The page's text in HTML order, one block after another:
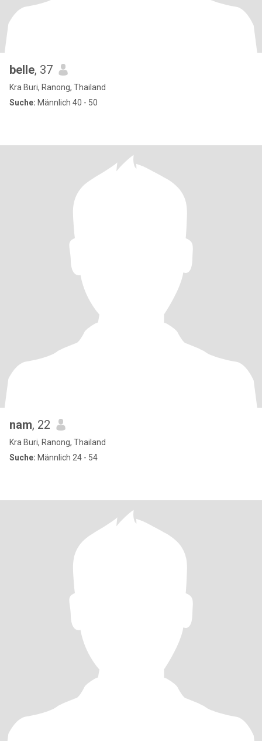
belle, 37
Kra Buri, Ranong, Thailand
Suche: Männlich 40 - 50
nam, 22
Kra Buri, Ranong, Thailand
Suche: Männlich 24 - 54